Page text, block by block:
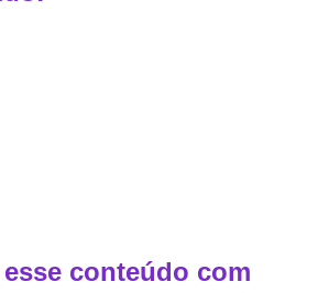
conteúdo com